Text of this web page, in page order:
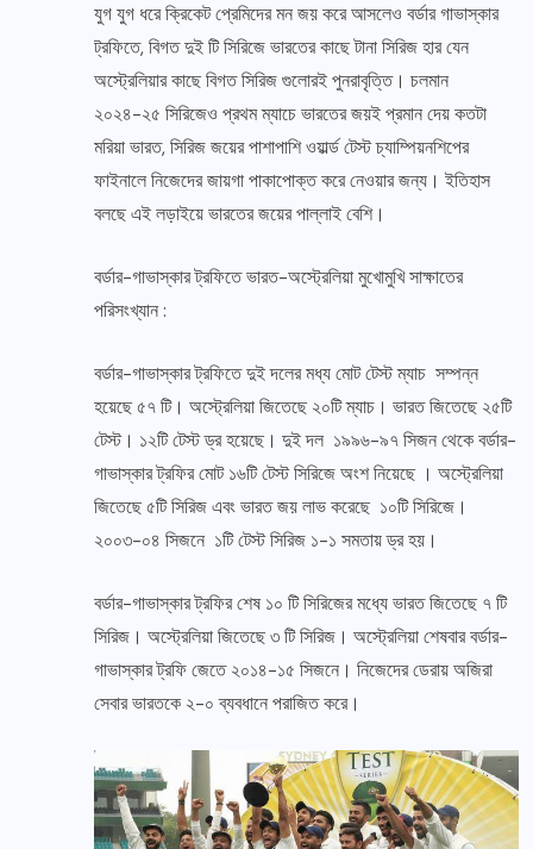
যুগ যুগ ধরে ক্রিকেট প্রেমিদের মন জয় করে আসলেও বর্ডার গাভাস্কার
ট্রফিতে, বিগত দুই টি সিরিজে ভারতের কাছে টানা সিরিজ হার যেন
অস্ট্রেলিয়ার কাছে বিগত সিরিজ গুলোরই পুনরাবৃত্তি। চলমান
২০২৪-২৫ সিরিজেও প্রথম ম্যাচে ভারতের জয়ই প্রমান দেয় কতটা
মরিয়া ভারত, সিরিজ জয়ের পাশাপাশি ওয়ার্ল্ড টেস্ট চ্যাম্পিয়নশিপের
ফাইনালে নিজেদের জায়গা পাকাপোক্ত করে নেওয়ার জন্য। ইতিহাস
বলছে এই লড়াইয়ে ভারতের জয়ের পাল্লাই বেশি।
বর্ডার-গাভাস্কার ট্রফিতে ভারত-অস্ট্রেলিয়া মুখোমুখি সাক্ষাতের
পরিসংখ্যান :
বর্ডার-গাভাস্কার ট্রফিতে দুই দলের মধ্য মোট টেস্ট ম্যাচ সম্পন্ন
হয়েছে ৫৭ টি। অস্ট্রেলিয়া জিতেছে ২০টি ম্যাচ। ভারত জিতেছে ২৫টি
টেস্ট। ১২টি টেস্ট ড্র হয়েছে। দুই দল ১৯৯৬-৯৭ সিজন থেকে বর্ডার-
গাভাস্কার ট্রফির মোট ১৬টি টেস্ট সিরিজে অংশ নিয়েছে । অস্ট্রেলিয়া
জিতেছে ৫টি সিরিজ এবং ভারত জয় লাভ করেছে ১০টি সিরিজে।
২০০৩-০৪ সিজনে ১টি টেস্ট সিরিজ ১-১ সমতায় ড্র হয়।
বর্ডার-গাভাস্কার ট্রফির শেষ ১০ টি সিরিজের মধ্যে ভারত জিতেছে ৭ টি
সিরিজ। অস্ট্রেলিয়া জিতেছে ৩ টি সিরিজ। অস্ট্রেলিয়া শেষবার বর্ডার-
গাভাস্কার ট্রফি জেতে ২০১৪-১৫ সিজনে। নিজেদের ডেরায় অজিরা
সেবার ভারতকে ২-০ ব্যবধানে পরাজিত করে।